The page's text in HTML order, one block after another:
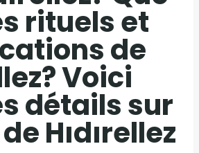
rituels et
de
Voici
détails sur
Hıdırellez